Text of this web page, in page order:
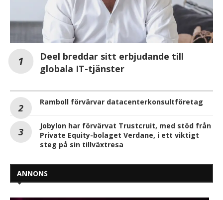
Deel breddar sitt erbjudande till
globala IT-tjänster
Ramboll förvärvar datacenterkonsultföretag
Jobylon har förvärvat Trustcruit, med stöd från
Private Equity-bolaget Verdane, i ett viktigt
steg på sin tillväxtresa
ANNONS